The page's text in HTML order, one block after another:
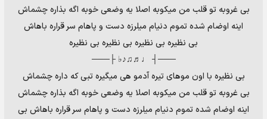
بی غروبه تو قلب من میکوبه اصلا یه وضعی خوبه اگه بذاره چشماش
اینه اوضام شده تموم دنیام میلرزه دست و پاهام سر قراره باهاش
بی نظیره بی نظیره بی نظیره بی نظیره
───┤ ♩♬♫♪♭ ├───
بی نظیره با اون موهای تیره آدمو هی میگیره تبی که داره چشماش
بی غروبه تو قلب من میکوبه اصلا یه وضعی خوبه اگه بذاره چشماش
اینه اوضام شده تموم دنیام میلرزه دست و پاهام سر قراره باهاش بی